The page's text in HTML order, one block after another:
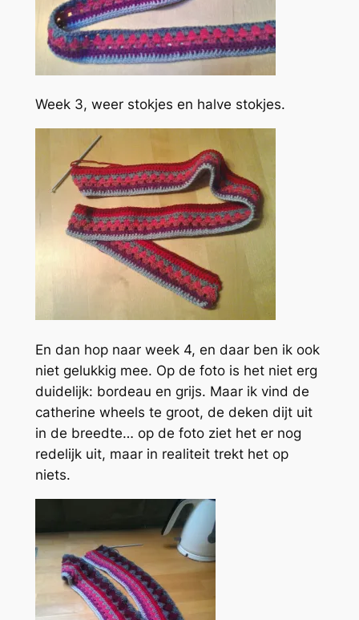
Week 3, weer stokjes en halve stokjes.
En dan hop naar week 4, en daar ben ik ook
niet gelukkig mee. Op de foto is het niet erg
duidelijk: bordeau en grijs. Maar ik vind de
catherine wheels te groot, de deken dijt uit
in de breedte… op de foto ziet het er nog
redelijk uit, maar in realiteit trekt het op
niets.